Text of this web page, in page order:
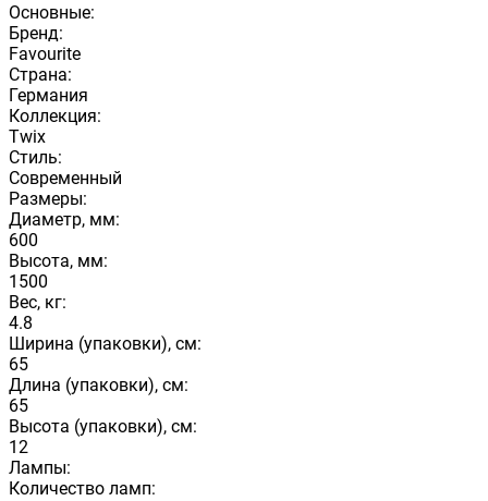
Основные:
Бренд:
Favourite
Страна:
Германия
Коллекция:
Twix
Стиль:
Современный
Размеры:
Диаметр, мм:
600
Высота, мм:
1500
Вес, кг:
4.8
Ширина (упаковки), см:
65
Длина (упаковки), см:
65
Высота (упаковки), см:
12
Лампы:
Количество ламп: